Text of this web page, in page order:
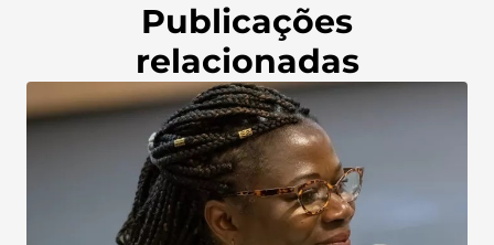
Publicações
relacionadas